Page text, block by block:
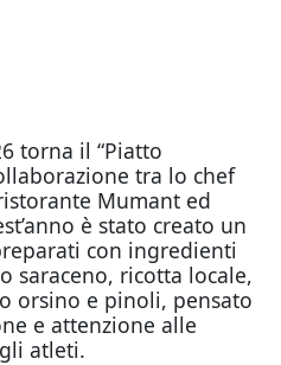
torna il “Piatto
tra lo chef
Mumant ed
è stato creato un
con ingredienti
saraceno, ricotta locale,
orsino e pinoli, pensato
e attenzione alle
atleti.